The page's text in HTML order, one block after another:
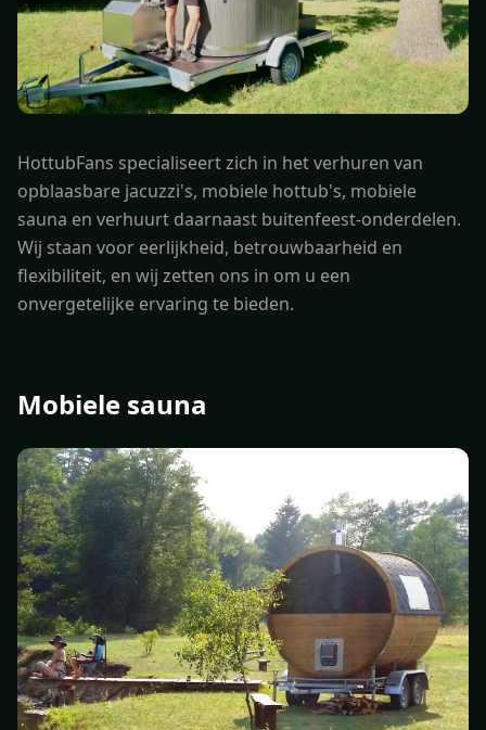
HottubFans specialiseert zich in het verhuren van
opblaasbare jacuzzi's, mobiele hottub's, mobiele
sauna en verhuurt daarnaast buitenfeest-onderdelen.
Wij staan voor eerlijkheid, betrouwbaarheid en
flexibiliteit, en wij zetten ons in om u een
onvergetelijke ervaring te bieden.
Mobiele sauna